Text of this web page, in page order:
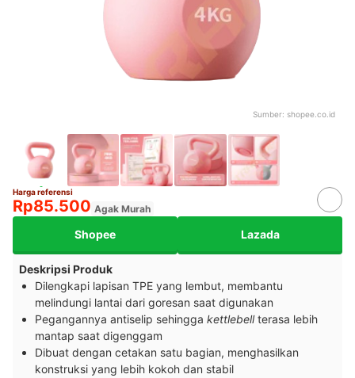
Sumber: shopee.co.id
Harga referensi
Rp85.500 Agak Murah
Shopee Lazada
Deskripsi Produk
Dilengkapi lapisan TPE yang lembut, membantu
melindungi lantai dari goresan saat digunakan
Pegangannya antiselip sehingga kettlebellterasa lebih
mantap saat digenggam
Dibuat dengan cetakan satu bagian, menghasilkan
konstruksi yang lebih kokoh dan stabil